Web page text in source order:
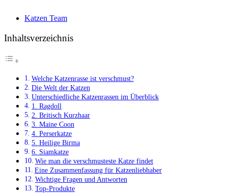
Posted
Katzen Team
Inhaltsverzeichnis
Welche Katzenrasse ist verschmust?
Die Welt der Katzen
Unterschiedliche Katzenrassen im Überblick
1. Ragdoll
2. Britisch Kurzhaar
3. Maine Coon
4. Perserkatze
5. Heilige Birma
6. Siamkatze
Wie man die verschmusteste Katze findet
Eine Zusammenfassung für Katzenliebhaber
Wichtige Fragen und Antworten
Top-Produkte